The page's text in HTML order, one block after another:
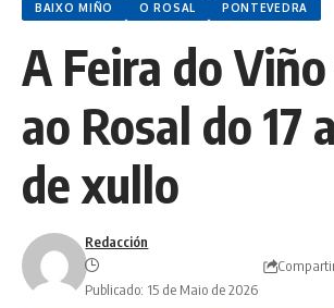
BAIXO MIÑO O ROSAL PONTEVEDRA
A Feira do
ao Rosal do 17
de xullo
Redacción
Publicado: 15 de Maio de 2026